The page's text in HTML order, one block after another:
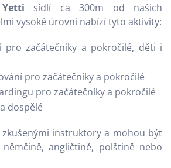
sídlí ca 300m od našich
vysoké úrovni nabízí tyto aktivity:
pro začátečníky a pokročilé, děti i
pro začátečníky a pokročilé
pro začátečníky a pokročilé
dospělé
zkušenými instruktory a mohou být
angličtině, polštině nebo